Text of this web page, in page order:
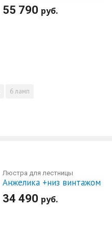
55 790 руб.
6 ламп
Люстра для лестницы
Анжелика +низ винтажом
34 490 руб.